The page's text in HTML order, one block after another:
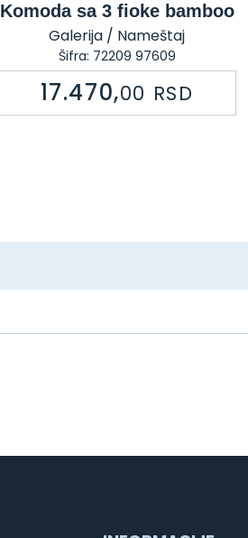
Komoda sa 3 fioke bamboo
Galerija / Nameštaj
Šifra: 72209 97609
17.470,00 RSD